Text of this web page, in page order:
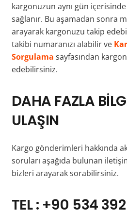
kargonuzun aynı gün
sağlanır. Bu aşamadan sonra
arayarak kargonuzu takip
takibi numaranızı alabilir ve
Sorgulama sayfasından
edebilirsiniz.
DAHA FAZLA
ULAŞIN
Kargo gönderimleri hakkında
soruları aşağıda bulunan
bizleri arayarak sorabilirsiniz.
TEL : +90 534